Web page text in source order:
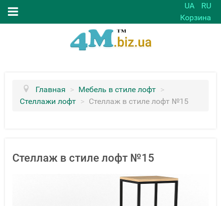
UA
RU
Корзина
Главная > Мебель в стиле лофт >
Стеллажи лофт > Стеллаж в стиле лофт №15
Стеллаж в стиле лофт №15